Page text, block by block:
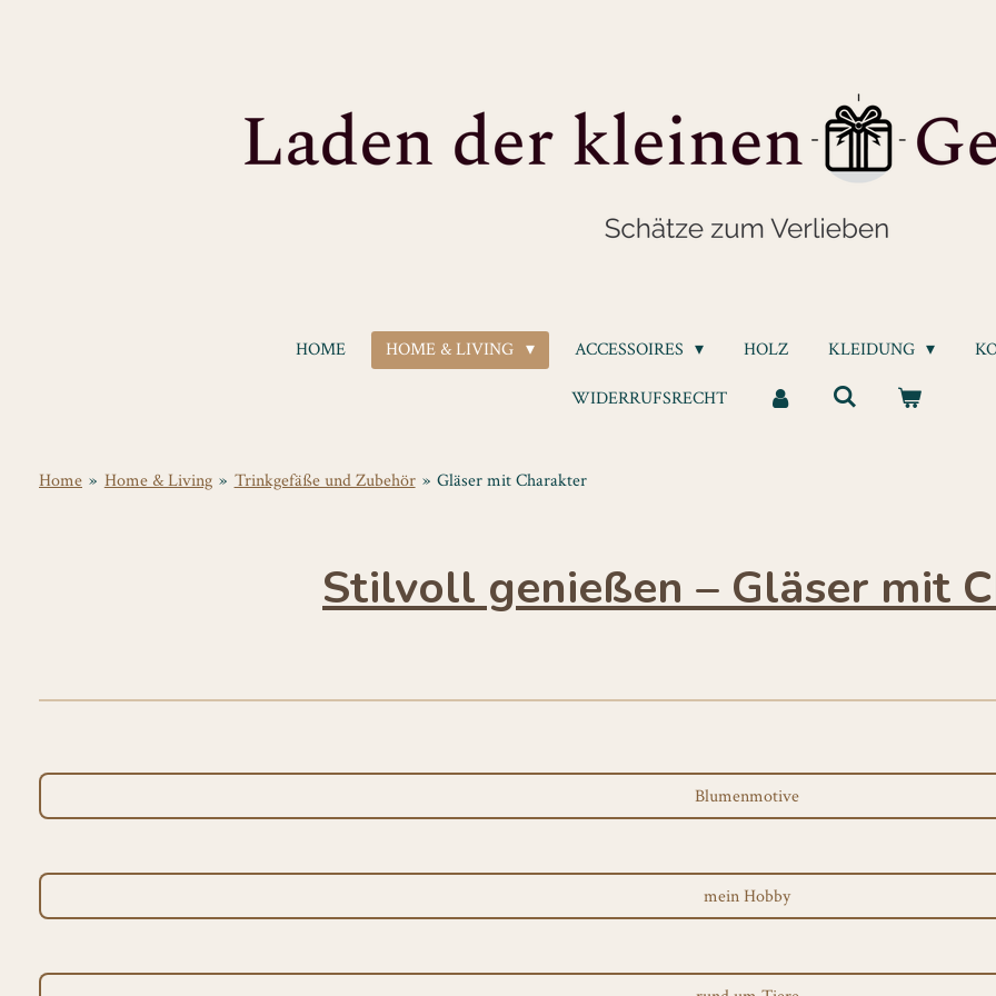
HOME HOME & LIVING ACCESSOIRES HOLZ KLEIDUNG
WIDERRUFSRECHT
Home » Home & Living » Trinkgefäße und Zubehör » Gläser mit Charakter
Stilvoll genießen – Gläser mit
Blumenmotive
mein Hobby